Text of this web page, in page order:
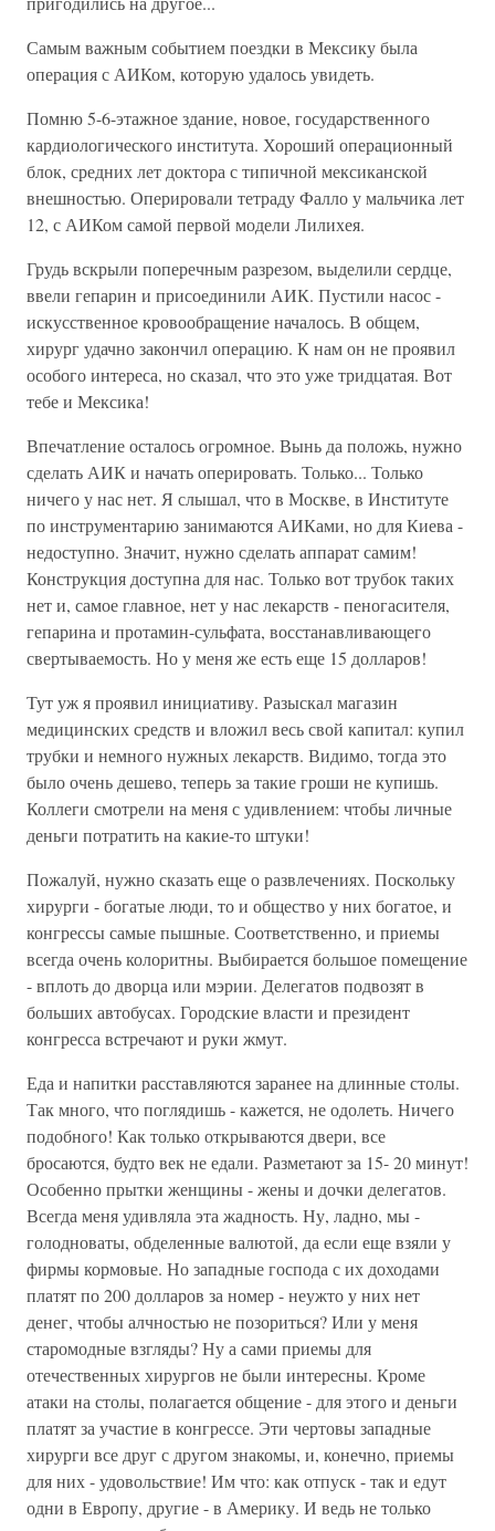
Самым важным событием поездки в Мексику была
операция с АИКом, которую удалось увидеть.
Помню 5-6-этажное здание, новое, государственного
кардиологического института. Хороший операционный
блок, средних лет доктора с типичной мексиканской
внешностью. Оперировали тетраду Фалло у мальчика лет
12, с АИКом самой первой модели Лилихея.
Грудь вскрыли поперечным разрезом, выделили сердце,
ввели гепарин и присоединили АИК. Пустили насос -
искусственное кровообращение началось. В общем,
хирург удачно закончил операцию. К нам он не проявил
особого интереса, но сказал, что это уже тридцатая. Вот
тебе и Мексика!
Впечатление осталось огромное. Вынь да положь, нужно
сделать АИК и начать оперировать. Только... Только
ничего у нас нет. Я слышал, что в Москве, в Институте
по инструментарию занимаются АИКами, но для Киева -
недоступно. Значит, нужно сделать аппарат самим!
Конструкция доступна для нас. Только вот трубок таких
нет и, самое главное, нет у нас лекарств - пеногасителя,
гепарина и протамин-сульфата, восстанавливающего
свертываемость. Но у меня же есть еще 15 долларов!
Тут уж я проявил инициативу. Разыскал магазин
медицинских средств и вложил весь свой капитал: купил
трубки и немного нужных лекарств. Видимо, тогда это
было очень дешево, теперь за такие гроши не купишь.
Коллеги смотрели на меня с удивлением: чтобы личные
деньги потратить на какие-то штуки!
Пожалуй, нужно сказать еще о развлечениях. Поскольку
хирурги - богатые люди, то и общество у них богатое, и
конгрессы самые пышные. Соответственно, и приемы
всегда очень колоритны. Выбирается большое помещение
- вплоть до дворца или мэрии. Делегатов подвозят в
больших автобусах. Городские власти и президент
конгресса встречают и руки жмут.
Еда и напитки расставляются заранее на длинные столы.
Так много, что поглядишь - кажется, не одолеть. Ничего
подобного! Как только открываются двери, все
бросаются, будто век не едали. Разметают за 15- 20 минут!
Особенно прытки женщины - жены и дочки делегатов.
Всегда меня удивляла эта жадность. Ну, ладно, мы -
голодноваты, обделенные валютой, да если еще взяли у
фирмы кормовые. Но западные господа с их доходами
платят по 200 долларов за номер - неужто у них нет
денег, чтобы алчностью не позориться? Или у меня
старомодные взгляды? Ну а сами приемы для
отечественных хирургов не были интересны. Кроме
атаки на столы, полагается общение - для этого и деньги
платят за участие в конгрессе. Эти чертовы западные
хирурги все друг с другом знакомы, и, конечно, приемы
для них - удовольствие! Им что: как отпуск - так и едут
одни в Европу, другие - в Америку. И ведь не только